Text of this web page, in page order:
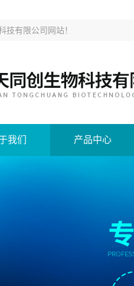
技有限公司网站！
我们 产品中心